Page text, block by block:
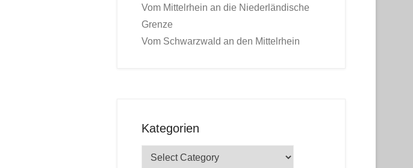
Vom Mittelrhein an die Niederländische
Grenze
Vom Schwarzwald an den Mittelrhein
Kategorien
Kategorien